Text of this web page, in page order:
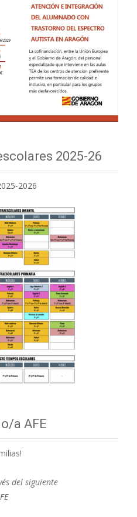
2025-26
2026
a AFE
del siguiente